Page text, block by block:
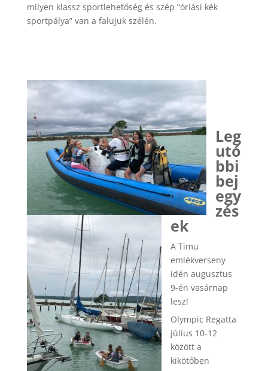
milyen klassz sportlehetőség és szép “óriási kék
sportpálya” van a falujuk szélén.
Leg
utó
bbi
bej
egy
zés
ek
A Timu
emlékverseny
idén augusztus
9-én vasárnap
lesz!
Olympic Regatta
július 10-12
között a
kikötőben